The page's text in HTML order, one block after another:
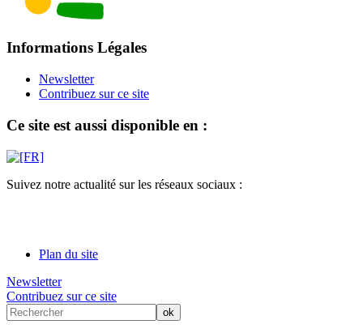
Informations Légales
Newsletter
Contribuez sur ce site
Ce site est aussi disponible en :
Suivez notre actualité sur les réseaux sociaux :
Plan du site
Newsletter
Contribuez sur ce site